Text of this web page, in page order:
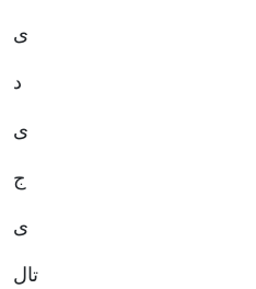
ی
د
ی
ج
ی
تال